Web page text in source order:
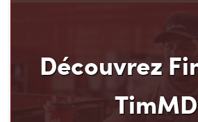
TimMD